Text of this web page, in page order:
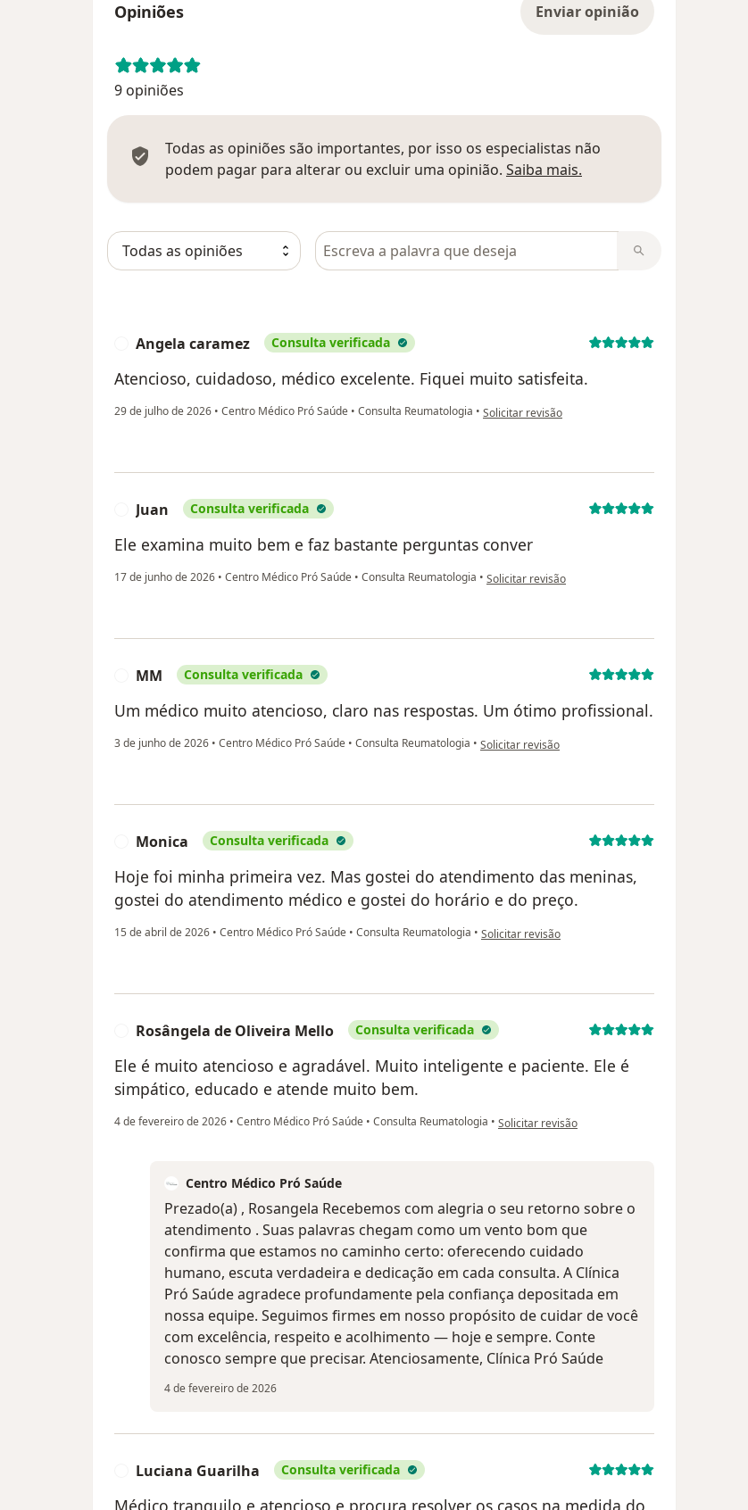
Opiniões Enviar opinião
9 opiniões
Todas as opiniões são importantes, por isso os especialistas não
podem pagar para alterar ou excluir uma opinião. Saiba mais.
Pesquisar em opiniões
Angela caramez Consulta verificada
Atencioso, cuidadoso, médico excelente. Fiquei muito satisfeita.
29 de julho de 2026 • Centro Médico Pró Saúde • Consulta Reumatologia • na opinião do utilizador Angela caramez
Solicitar revisão
Juan Consulta verificada
Ele examina muito bem e faz bastante perguntas conver
17 de junho de 2026 • Centro Médico Pró Saúde • Consulta Reumatologia • na opinião do utilizador Juan
Solicitar revisão
MM Consulta verificada
Um médico muito atencioso, claro nas respostas. Um ótimo profissional.
3 de junho de 2026 • Centro Médico Pró Saúde • Consulta Reumatologia • na opinião do utilizador MM
Solicitar revisão
Monica Consulta verificada
Hoje foi minha primeira vez. Mas gostei do atendimento das meninas,
gostei do atendimento médico e gostei do horário e do preço.
15 de abril de 2026 • Centro Médico Pró Saúde • Consulta Reumatologia • na opinião do utilizador Monica
Solicitar revisão
Rosângela de Oliveira Mello Consulta verificada
Ele é muito atencioso e agradável. Muito inteligente e paciente. Ele é
simpático, educado e atende muito bem.
4 de fevereiro de 2026 • Centro Médico Pró Saúde • Consulta Reumatologia • na opinião do utilizador Rosângela de Oliveira Mello
Solicitar revisão
Centro Médico Pró Saúde
Prezado(a) , Rosangela Recebemos com alegria o seu retorno sobre o
atendimento . Suas palavras chegam como um vento bom que
confirma que estamos no caminho certo: oferecendo cuidado
humano, escuta verdadeira e dedicação em cada consulta. A Clínica
Pró Saúde agradece profundamente pela confiança depositada em
nossa equipe. Seguimos firmes em nosso propósito de cuidar de você
com excelência, respeito e acolhimento — hoje e sempre. Conte
conosco sempre que precisar. Atenciosamente, Clínica Pró Saúde
4 de fevereiro de 2026
Luciana Guarilha Consulta verificada
Médico tranquilo e atencioso e procura resolver os casos na medida do